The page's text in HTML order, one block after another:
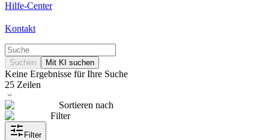
Hilfe-Center
Kontakt
Suchen Mit KI suchen
Keine Ergebnisse für Ihre Suche
25 Zeilen
Sortieren nach
Filter
Filter